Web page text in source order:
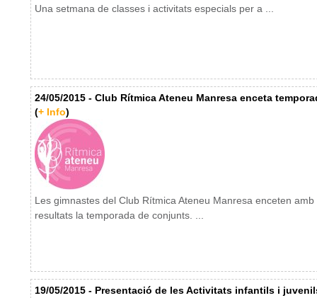
Una setmana de classes i activitats especials per a ...
24/05/2015 - Club Rítmica Ateneu Manresa enceta
(+ Info)
Les gimnastes del Club Rítmica Ateneu Manresa enceten amb
resultats la temporada de conjunts. ...
19/05/2015 - Presentació de les Activitats infantils i